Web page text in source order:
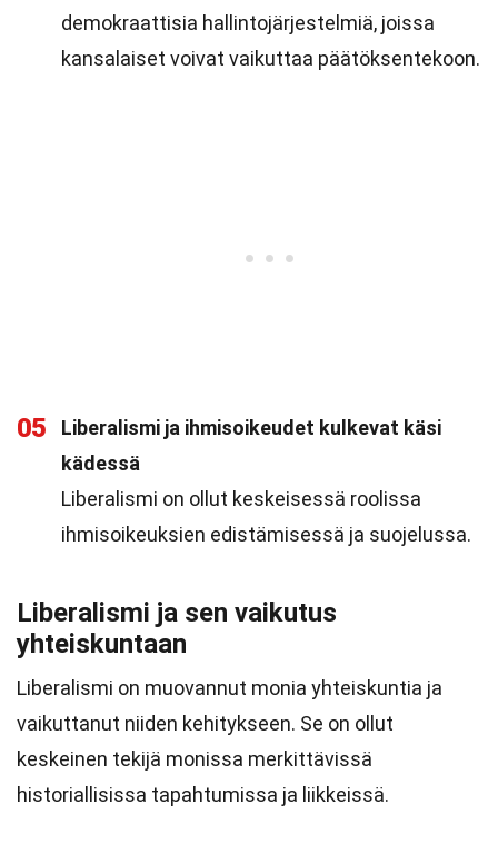
demokraattisia hallintojärjestelmiä, joissa
kansalaiset voivat vaikuttaa päätöksentekoon.
05
Liberalismi ja ihmisoikeudet kulkevat käsi
kädessä
Liberalismi on ollut keskeisessä roolissa
ihmisoikeuksien edistämisessä ja suojelussa.
Liberalismi ja sen vaikutus
yhteiskuntaan
Liberalismi on muovannut monia yhteiskuntia ja
vaikuttanut niiden kehitykseen. Se on ollut
keskeinen tekijä monissa merkittävissä
historiallisissa tapahtumissa ja liikkeissä.